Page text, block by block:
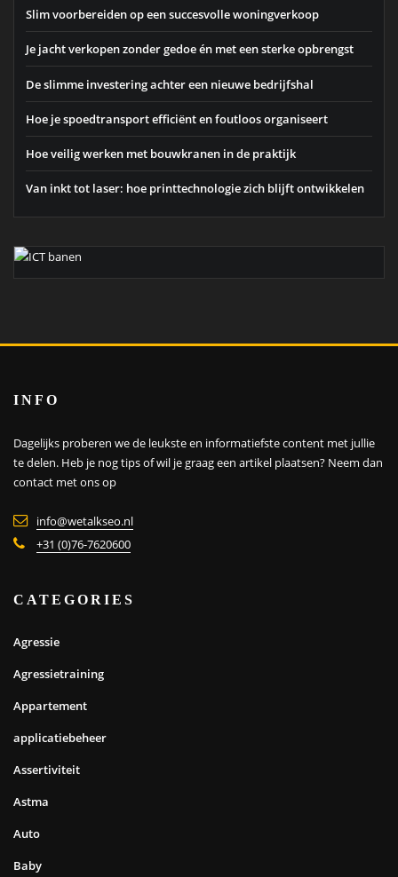
Slim voorbereiden op een succesvolle woningverkoop
Je jacht verkopen zonder gedoe én met een sterke opbrengst
De slimme investering achter een nieuwe bedrijfshal
Hoe je spoedtransport efficiënt en foutloos organiseert
Hoe veilig werken met bouwkranen in de praktijk
Van inkt tot laser: hoe printtechnologie zich blijft ontwikkelen
INFO
Dagelijks proberen we de leukste en informatiefste content met jullie
te delen. Heb je nog tips of wil je graag een artikel plaatsen? Neem dan
contact met ons op
info@wetalkseo.nl
+31 (0)76-7620600
CATEGORIES
Agressie
Agressietraining
Appartement
applicatiebeheer
Assertiviteit
Astma
Auto
Baby